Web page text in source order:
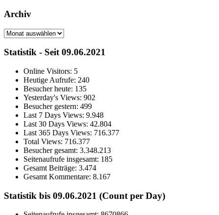
Archiv
Archiv
Statistik - Seit 09.06.2021
Online Visitors: 5
Heutige Aufrufe: 240
Besucher heute: 135
Yesterday's Views: 902
Besucher gestern: 499
Last 7 Days Views: 9.948
Last 30 Days Views: 42.804
Last 365 Days Views: 716.377
Total Views: 716.377
Besucher gesamt: 3.348.213
Seitenaufrufe insgesamt: 185
Gesamt Beiträge: 3.474
Gesamt Kommentare: 8.167
Statistik bis 09.06.2021 (Count per Day)